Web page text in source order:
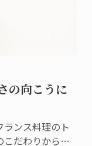
の向こうに
ンス料理のト
だわりから生